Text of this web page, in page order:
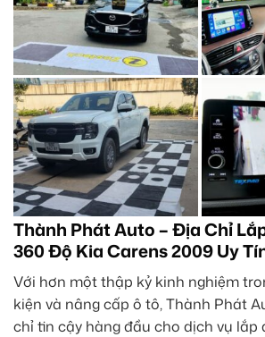
Thành Phát Auto – Địa Chỉ
360 Độ Kia Carens 2009 Uy
Với hơn một thập kỷ kinh nghiệm
kiện và nâng cấp ô tô, Thành Phát
chỉ tin cậy hàng đầu cho dịch vụ lắp